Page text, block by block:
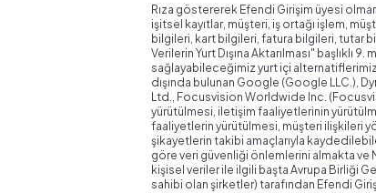
Rıza göstererek Efendi Girişim üyesi
işitsel kayıtlar, müşteri, iş ortağı işlem,
bilgileri, kart bilgileri, fatura bilgileri, tutar
Verilerin Yurt Dışına Aktarılması"
sağlayabileceğimiz yurt içi alternatiflerimiz
dışında bulunan Google (Google LLC.),
Ltd., Focusvision Worldwide Inc.
yürütülmesi, iletişim faaliyetlerinin
faaliyetlerin yürütülmesi, müşteri ilişkileri
şikayetlerin takibi amaçlarıyla
göre veri güvenliği önlemlerini almakta ve
kişisel veriler ile ilgili başta Avrupa Birliği
sahibi olan şirketler) tarafından Efendi